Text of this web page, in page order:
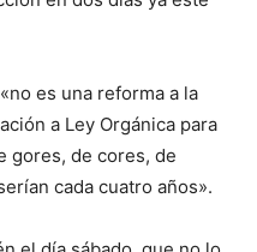
es una reforma a la
a Ley Orgánica para
gores, de cores, de
cada cuatro años».